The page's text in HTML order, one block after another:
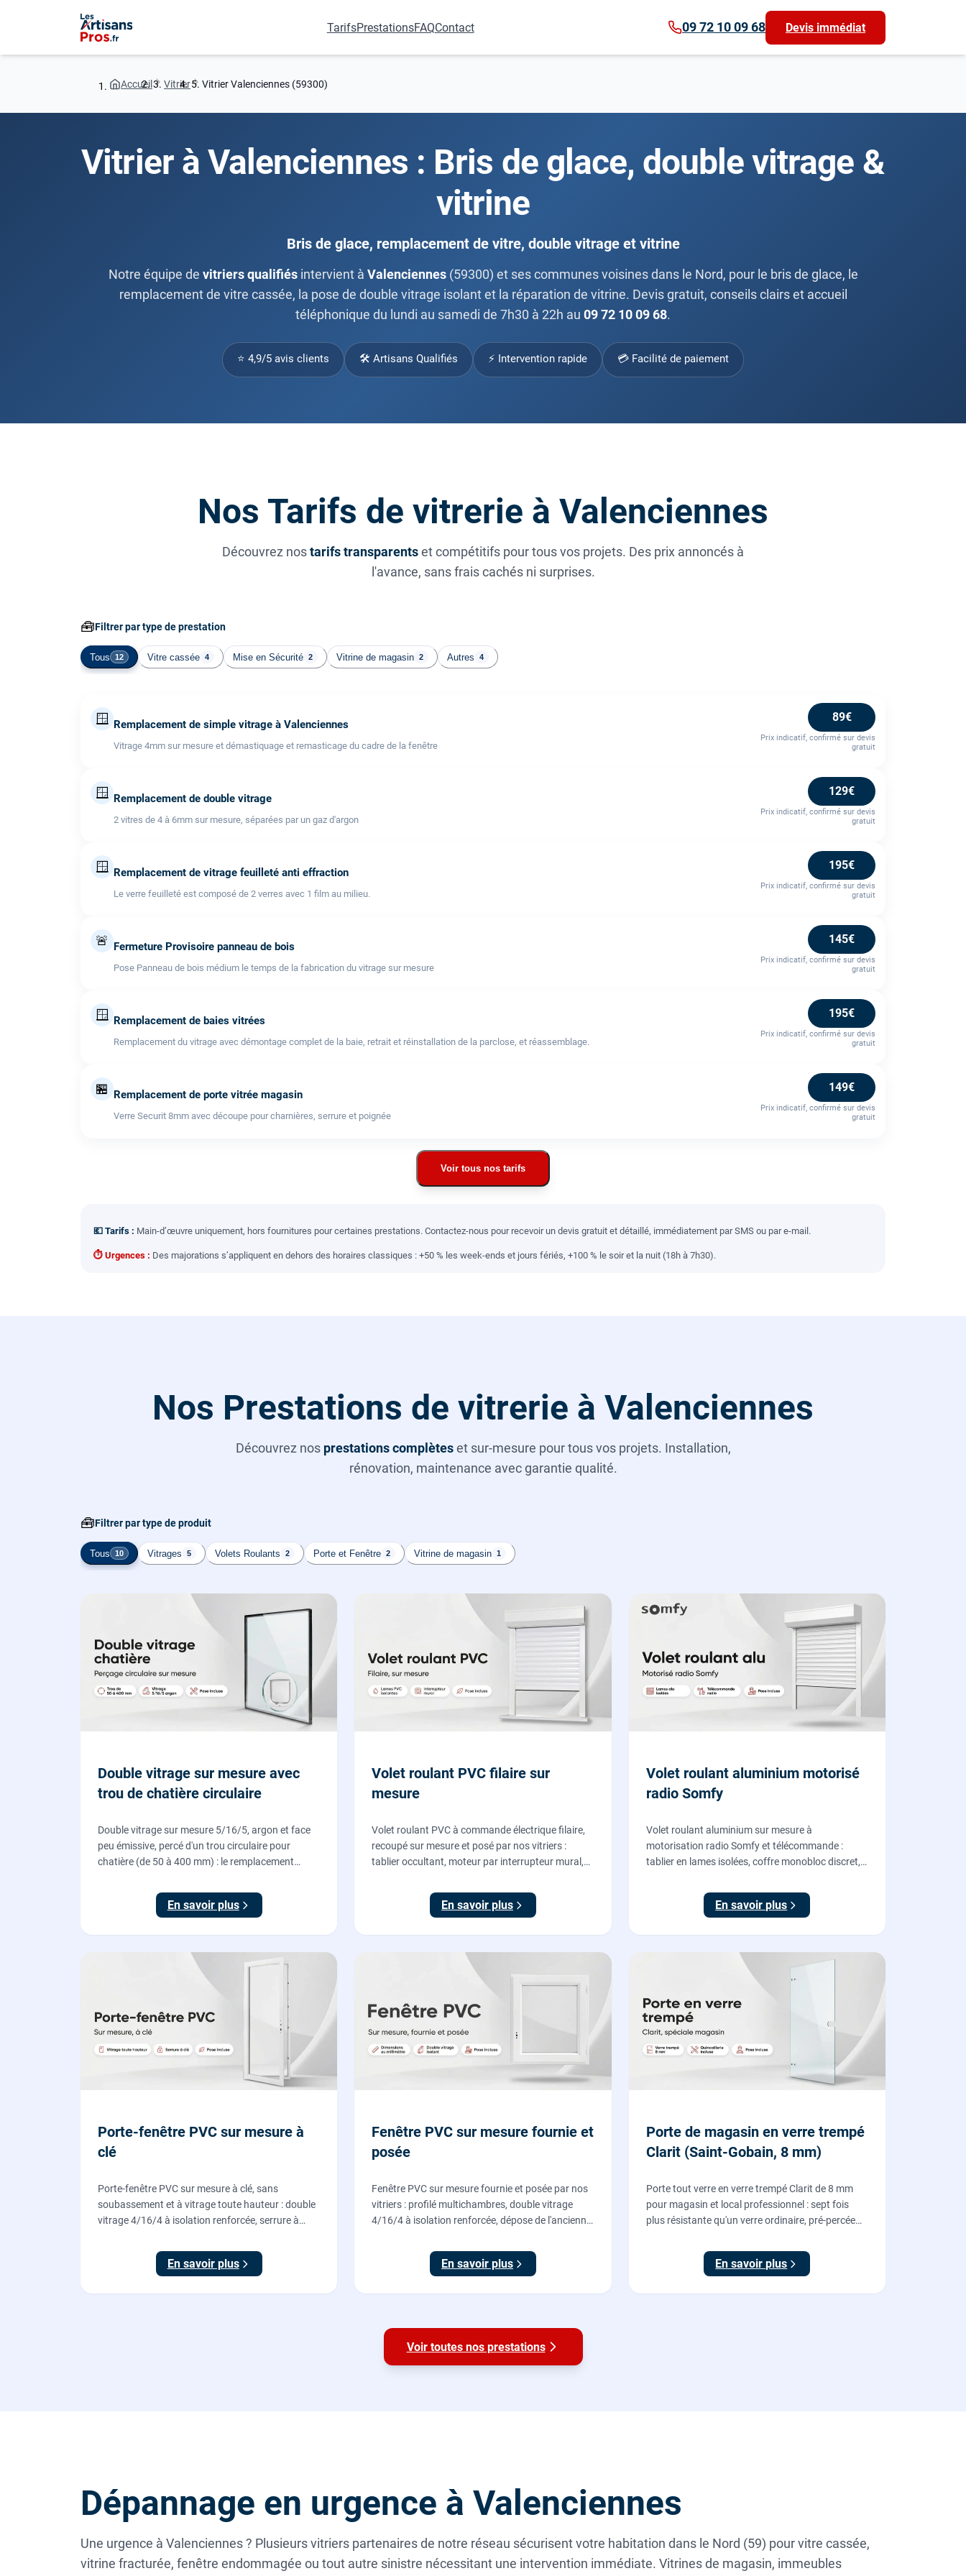
TarifsPrestationsFAQContact 09 72 10 09 68 Devis immédiat
Accueil Vitrier Vitrier Valenciennes (59300)
Vitrier à Valenciennes : Bris de glace, double vitrage &
vitrine
Bris de glace, remplacement de vitre, double vitrage et vitrine
Notre équipe de vitriers qualifiésintervient à Valenciennes(59300) et ses communes voisines dans le Nord, pour le bris de glace, le
remplacement de vitre cassée, la pose de double vitrage isolant et la réparation de vitrine. Devis gratuit, conseils clairs et accueil
téléphonique du lundi au samedi de 7h30 à 22h au 09 72 10 09 68.
⭐ 4,9/5 avis clients 🛠 Artisans Qualifiés ⚡ Intervention rapide 💳 Facilité de paiement
Nos Tarifs de vitrerie à Valenciennes
Découvrez nostarifs transparentset compétitifs pour tous vos projets. Des prix annoncés à
l'avance, sans frais cachés ni surprises.
🧰Filtrer par type de prestation
Tous 12 Vitre cassée 4 Mise en Sécurité 2 Vitrine de magasin 2 Autres 4
🪟 Remplacement de simple vitrage à Valenciennes
Vitrage 4mm sur mesure et démastiquage et remasticage du cadre de la fenêtre
89€
Prix indicatif, confirmé sur devis
gratuit
🪟 Remplacement de double vitrage
2 vitres de 4 à 6mm sur mesure, séparées par un gaz d'argon
129€
Prix indicatif, confirmé sur devis
gratuit
🪟 Remplacement de vitrage feuilleté anti effraction
Le verre feuilleté est composé de 2 verres avec 1 film au milieu.
195€
Prix indicatif, confirmé sur devis
gratuit
🚨 Fermeture Provisoire panneau de bois
Pose Panneau de bois médium le temps de la fabrication du vitrage sur mesure
145€
Prix indicatif, confirmé sur devis
gratuit
🪟 Remplacement de baies vitrées
Remplacement du vitrage avec démontage complet de la baie, retrait et réinstallation de la parclose, et réassemblage.
195€
Prix indicatif, confirmé sur devis
gratuit
🏪 Remplacement de porte vitrée magasin
Verre Securit 8mm avec découpe pour charnières, serrure et poignée
149€
Prix indicatif, confirmé sur devis
gratuit
Voir tous nos tarifs
💶 Tarifs : Main-d’œuvre uniquement, hors fournitures pour certaines prestations. Contactez-nous pour recevoir un devis gratuit et détaillé, immédiatement par SMS ou par e-mail.
⏱ Urgences : Des majorations s’appliquent en dehors des horaires classiques : +50 % les week-ends et jours fériés, +100 % le soir et la nuit (18h à 7h30).
Nos Prestations de vitrerie à Valenciennes
Découvrez nos prestations complèteset sur-mesure pour tous vos projets. Installation,
rénovation, maintenance avec garantie qualité.
🧰Filtrer par type de produit
Tous 10 Vitrages 5 Volets Roulants 2 Porte et Fenêtre 2 Vitrine de magasin 1
Double vitrage sur mesure avec
trou de chatière circulaire
Double vitrage sur mesure 5/16/5, argon et face
peu émissive, percé d'un trou circulaire pour
chatière (de 50 à 400 mm) : le remplacement
fourni et posé par nos vitriers.
En savoir plus
Volet roulant PVC filaire sur
mesure
Volet roulant PVC à commande électrique filaire,
recoupé sur mesure et posé par nos vitriers :
tablier occultant, moteur par interrupteur mural,
garantie 2 ans.
En savoir plus
Volet roulant aluminium motorisé
radio Somfy
Volet roulant aluminium sur mesure à
motorisation radio Somfy et télécommande :
tablier en lames isolées, coffre monobloc discret,
portes-fenêtres et baies coulissantes.
En savoir plus
Porte-fenêtre PVC sur mesure à
clé
Porte-fenêtre PVC sur mesure à clé, sans
soubassement et à vitrage toute hauteur : double
vitrage 4/16/4 à isolation renforcée, serrure à
Fournie et posée par nos vitriers.
En savoir plus
Fenêtre PVC sur mesure fournie et
posée
Fenêtre PVC sur mesure fournie et posée par nos
vitriers : profilé multichambres, double vitrage
4/16/4 à isolation renforcée, dépose de l'ancienne
€ TTC posée, TVA 10 %.
En savoir plus
Porte de magasin en verre trempé
Clarit (Saint-Gobain, 8 mm)
Porte tout verre en verre trempé Clarit de 8 mm
pour magasin et local professionnel : sept fois
plus résistante qu'un verre ordinaire, pré-percée
nos vitriers avec sa quincaillerie (pivots, serrure,
En savoir plus
Voir toutes nos prestations
Dépannage en urgence à Valenciennes
Une urgence à Valenciennes ? Plusieurs vitriers partenaires de notre réseau sécurisent votre habitation dans le Nord (59) pour vitre cassée,
vitrine fracturée, fenêtre endommagée ou tout autre sinistre nécessitant une intervention immédiate. Vitrines de magasin, immeubles